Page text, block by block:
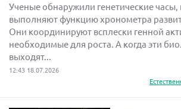
Ученые обнаружили генетические
выполняют функцию хронометра
Они координируют всплески генной
необходимые для роста. А когда эти
выходят...
12:43 18.07.2026